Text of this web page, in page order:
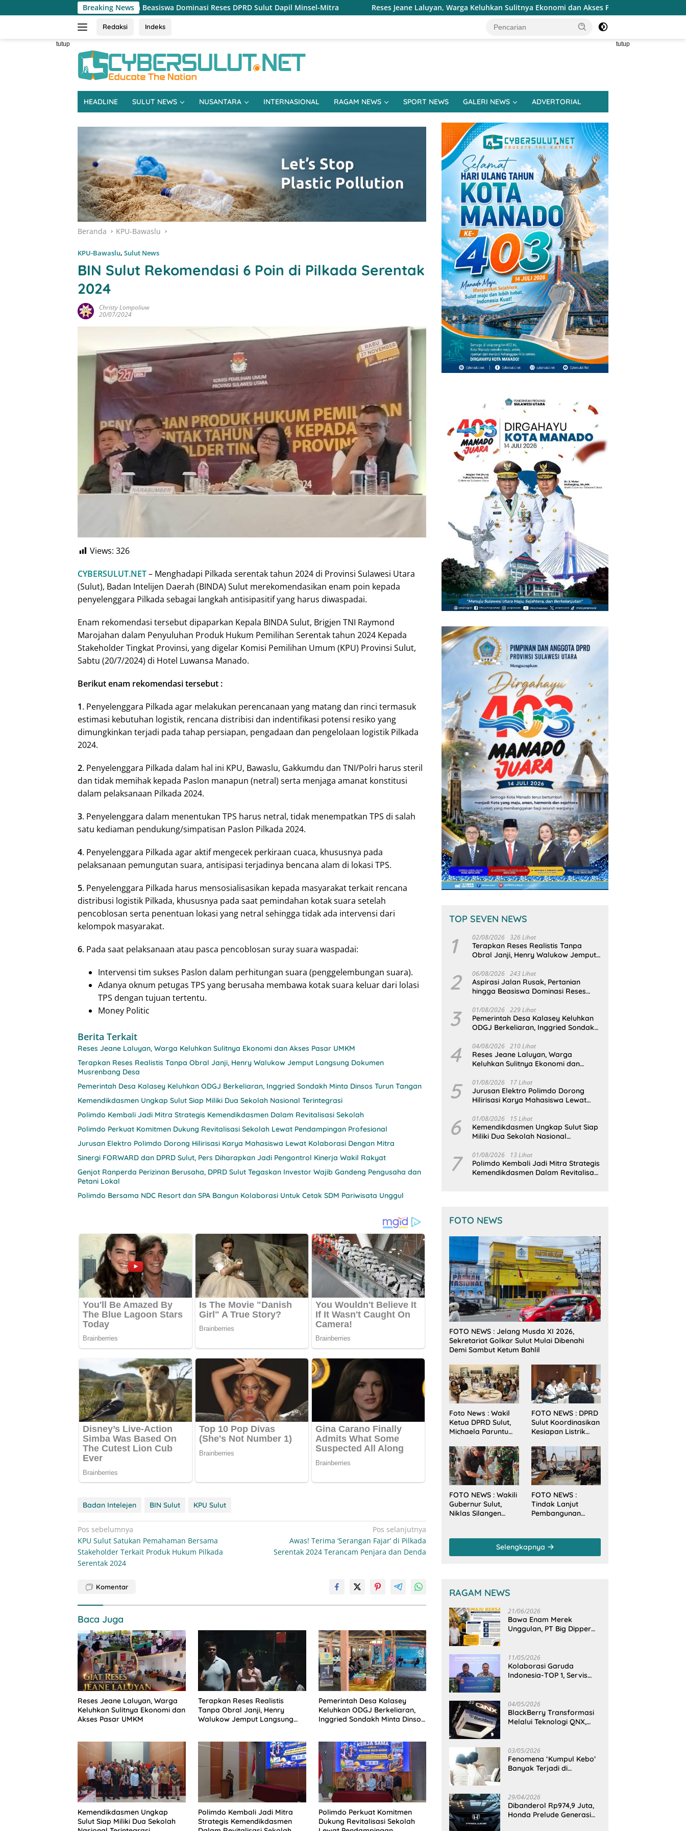
ke
Breaking News
hingga Beasiswa Dominasi Reses DPRD Sulut Dapil Minsel-Mitra Reses Jeane Laluyan, Warga Keluhkan Sulitnya Ekonomi dan Akses Pasar UMKM Terapkan Reses
Redaksi Indeks
tutup tutup
HEADLINE SULUT NEWS NUSANTARA INTERNASIONAL RAGAM NEWS SPORT NEWS GALERI NEWS ADVERTORIAL
Beranda KPU-Bawaslu
KPU-Bawaslu, Sulut News
BIN Sulut Rekomendasi 6 Poin di Pilkada Serentak
2024
Christy Lompoliuw
20/07/2024
Views: 326
CYBERSULUT.NET– Menghadapi Pilkada serentak tahun 2024 di Provinsi Sulawesi Utara
(Sulut), Badan Intelijen Daerah (BINDA) Sulut merekomendasikan enam poin kepada
penyelenggara Pilkada sebagai langkah antisipasitif yang harus diwaspadai.
Enam rekomendasi tersebut dipaparkan Kepala BINDA Sulut, Brigjen TNI Raymond
Marojahan dalam Penyuluhan Produk Hukum Pemilihan Serentak tahun 2024 Kepada
Stakeholder Tingkat Provinsi, yang digelar Komisi Pemilihan Umum (KPU) Provinsi Sulut,
Sabtu (20/7/2024) di Hotel Luwansa Manado.
Berikut enam rekomendasi tersebut :
1. Penyelenggara Pilkada agar melakukan perencanaan yang matang dan rinci termasuk
estimasi kebutuhan logistik, rencana distribisi dan indentifikasi potensi resiko yang
dimungkinkan terjadi pada tahap persiapan, pengadaan dan pengelolaan logistik Pilkada
2024.
2. Penyelenggara Pilkada dalam hal ini KPU, Bawaslu, Gakkumdu dan TNI/Polri harus steril
dan tidak memihak kepada Paslon manapun (netral) serta menjaga amanat konstitusi
dalam pelaksanaan Pilkada 2024.
3. Penyelenggara dalam menentukan TPS harus netral, tidak menempatkan TPS di salah
satu kediaman pendukung/simpatisan Paslon Pilkada 2024.
4. Penyelenggara Pilkada agar aktif mengecek perkiraan cuaca, khususnya pada
pelaksanaan pemungutan suara, antisipasi terjadinya bencana alam di lokasi TPS.
5. Penyelenggara Pilkada harus mensosialisasikan kepada masyarakat terkait rencana
distribusi logistik Pilkada, khususnya pada saat pemindahan kotak suara setelah
pencoblosan serta penentuan lokasi yang netral sehingga tidak ada intervensi dari
kelompok masyarakat.
6. Pada saat pelaksanaan atau pasca pencoblosan suray suara waspadai:
Intervensi tim sukses Paslon dalam perhitungan suara (penggelembungan suara).
Adanya oknum petugas TPS yang berusaha membawa kotak suara keluar dari lolasi
TPS dengan tujuan tertentu.
Money Politic
Berita Terkait
Reses Jeane Laluyan, Warga Keluhkan Sulitnya Ekonomi dan Akses Pasar UMKM
Terapkan Reses Realistis Tanpa Obral Janji, Henry Walukow Jemput Langsung Dokumen
Musrenbang Desa
Pemerintah Desa Kalasey Keluhkan ODGJ Berkeliaran, Inggried Sondakh Minta Dinsos Turun Tangan
Kemendikdasmen Ungkap Sulut Siap Miliki Dua Sekolah Nasional Terintegrasi
Polimdo Kembali Jadi Mitra Strategis Kemendikdasmen Dalam Revitalisasi Sekolah
Polimdo Perkuat Komitmen Dukung Revitalisasi Sekolah Lewat Pendampingan Profesional
Jurusan Elektro Polimdo Dorong Hilirisasi Karya Mahasiswa Lewat Kolaborasi Dengan Mitra
Sinergi FORWARD dan DPRD Sulut, Pers Diharapkan Jadi Pengontrol Kinerja Wakil Rakyat
Genjot Ranperda Perizinan Berusaha, DPRD Sulut Tegaskan Investor Wajib Gandeng Pengusaha dan
Petani Lokal
Polimdo Bersama NDC Resort dan SPA Bangun Kolaborasi Untuk Cetak SDM Pariwisata Unggul
Badan Intelejen BIN Sulut KPU Sulut
Navigasi
pos
Pos sebelumnya
KPU Sulut Satukan Pemahaman Bersama
Stakeholder Terkait Produk Hukum Pilkada
Serentak 2024
Pos selanjutnya
Awas! Terima ‘Serangan Fajar’ di Pilkada
Serentak 2024 Terancam Penjara dan Denda
Komentar
Baca Juga
Reses Jeane Laluyan, Warga
Keluhkan Sulitnya Ekonomi dan
Akses Pasar UMKM
Terapkan Reses Realistis
Tanpa Obral Janji, Henry
Walukow Jemput Langsung
Pemerintah Desa Kalasey
Keluhkan ODGJ Berkeliaran,
Inggried Sondakh Minta Dinsos
Kemendikdasmen Ungkap
Sulut Siap Miliki Dua Sekolah
Polimdo Kembali Jadi Mitra
Strategis Kemendikdasmen
Polimdo Perkuat Komitmen
Dukung Revitalisasi Sekolah
TOP SEVEN NEWS
1 02/08/2026 326 Lihat
Terapkan Reses Realistis Tanpa
Obral Janji, Henry Walukow Jemput
Desa
2 06/08/2026 243 Lihat
Aspirasi Jalan Rusak, Pertanian
hingga Beasiswa Dominasi Reses
3 01/08/2026 229 Lihat
Pemerintah Desa Kalasey Keluhkan
ODGJ Berkeliaran, Inggried Sondakh
4 04/08/2026 210 Lihat
Reses Jeane Laluyan, Warga
Keluhkan Sulitnya Ekonomi dan
5 01/08/2026 17 Lihat
Jurusan Elektro Polimdo Dorong
Hilirisasi Karya Mahasiswa Lewat
6 01/08/2026 15 Lihat
Kemendikdasmen Ungkap Sulut Siap
Miliki Dua Sekolah Nasional
7 01/08/2026 13 Lihat
Polimdo Kembali Jadi Mitra Strategis
Kemendikdasmen Dalam Revitalisasi
FOTO NEWS
FOTO NEWS : Jelang Musda XI 2026,
Sekretariat Golkar Sulut Mulai Dibenahi
Demi Sambut Ketum Bahlil
Foto News : Wakil
Ketua DPRD Sulut,
Michaela Paruntu
Makan Malam
Gubernur Sulut
Bersama
Wamenkes RI
FOTO NEWS : DPRD
Sulut Koordinasikan
Kesiapan Listrik
Tahun Baru 2026
FOTO NEWS : Wakili
Gubernur Sulut,
Niklas Silangen
Desa Arakan Minsel
FOTO NEWS :
Tindak Lanjut
Pembangunan
Sulut Sambangi
Dirjen SDA
Selengkapnya
RAGAM NEWS
21/06/2026
Bawa Enam Merek
Unggulan, PT Big Dipper
Pasar di Sulawesi Utara
11/05/2026
Kolaborasi Garuda
Indonesia-TOP 1, Servis
04/05/2026
BlackBerry Transformasi
Melalui Teknologi QNX,
Otomotif
03/05/2026
Fenomena ‘Kumpul Kebo’
Banyak Terjadi di
di Kota Manado
29/04/2026
Dibanderol Rp974,9 Juta,
Honda Prelude Generasi